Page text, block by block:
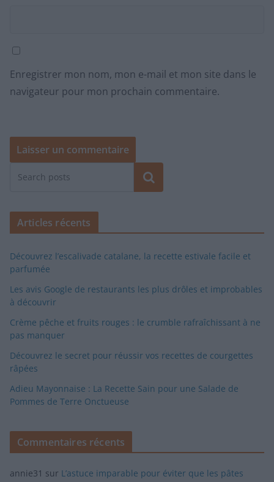
Enregistrer mon nom, mon e-mail et mon site dans le
navigateur pour mon prochain commentaire.
Rechercher
Articles récents
Découvrez l’escalivade catalane, la recette estivale facile et
parfumée
Les avis Google de restaurants les plus drôles et improbables
à découvrir
Crème pêche et fruits rouges : le crumble rafraîchissant à ne
pas manquer
Découvrez le secret pour réussir vos recettes de courgettes
râpées
Adieu Mayonnaise : La Recette Sain pour une Salade de
Pommes de Terre Onctueuse
Commentaires récents
annie31 sur L’astuce imparable pour éviter que les pâtes